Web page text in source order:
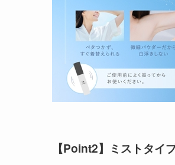
【Point2】ミストタイ